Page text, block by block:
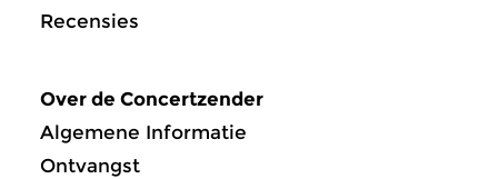
Recensies
Over de Concertzender
Algemene Informatie
Ontvangst